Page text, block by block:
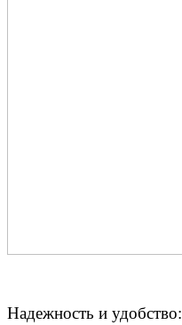
Надежность и удобство: